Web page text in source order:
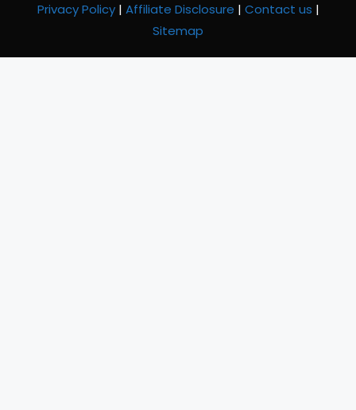
Privacy Policy | Affiliate Disclosure | Contact us |
Sitemap